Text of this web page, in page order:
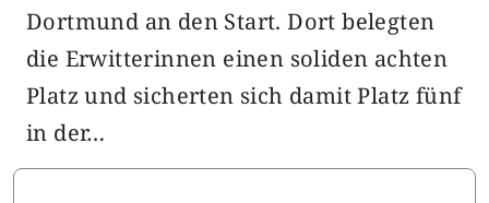
Dortmund an den Start. Dort belegten
die Erwitterinnen einen soliden achten
Platz und sicherten sich damit Platz fünf
in der…